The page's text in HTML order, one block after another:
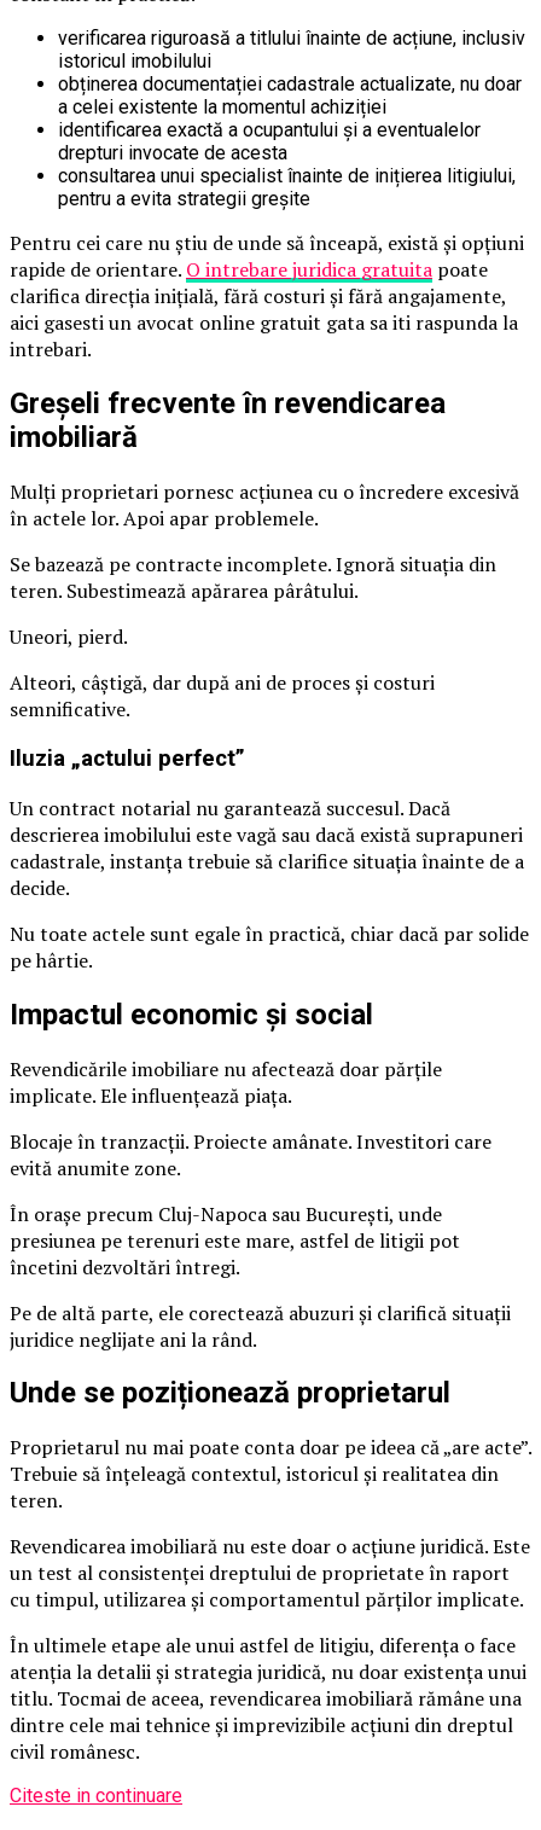
verificarea riguroasă a titlului înainte de acțiune, inclusiv
istoricul imobilului
obținerea documentației cadastrale actualizate, nu doar
a celei existente la momentul achiziției
identificarea exactă a ocupantului și a eventualelor
drepturi invocate de acesta
consultarea unui specialist înainte de inițierea litigiului,
pentru a evita strategii greșite
Pentru cei care nu știu de unde să înceapă, există și opțiuni
rapide de orientare. O intrebare juridica gratuita poate
clarifica direcția inițială, fără costuri și fără angajamente,
aici gasesti un avocat online gratuit gata sa iti raspunda la
intrebari.
Greșeli frecvente în revendicarea
imobiliară
Mulți proprietari pornesc acțiunea cu o încredere excesivă
în actele lor. Apoi apar problemele.
Se bazează pe contracte incomplete. Ignoră situația din
teren. Subestimează apărarea pârâtului.
Uneori, pierd.
Alteori, câștigă, dar după ani de proces și costuri
semnificative.
Iluzia „actului perfect”
Un contract notarial nu garantează succesul. Dacă
descrierea imobilului este vagă sau dacă există suprapuneri
cadastrale, instanța trebuie să clarifice situația înainte de a
decide.
Nu toate actele sunt egale în practică, chiar dacă par solide
pe hârtie.
Impactul economic și social
Revendicările imobiliare nu afectează doar părțile
implicate. Ele influențează piața.
Blocaje în tranzacții. Proiecte amânate. Investitori care
evită anumite zone.
În orașe precum Cluj-Napoca sau București, unde
presiunea pe terenuri este mare, astfel de litigii pot
încetini dezvoltări întregi.
Pe de altă parte, ele corectează abuzuri și clarifică situații
juridice neglijate ani la rând.
Unde se poziționează proprietarul
Proprietarul nu mai poate conta doar pe ideea că „are acte”.
Trebuie să înțeleagă contextul, istoricul și realitatea din
teren.
Revendicarea imobiliară nu este doar o acțiune juridică. Este
un test al consistenței dreptului de proprietate în raport
cu timpul, utilizarea și comportamentul părților implicate.
În ultimele etape ale unui astfel de litigiu, diferența o face
atenția la detalii și strategia juridică, nu doar existența unui
titlu. Tocmai de aceea, revendicarea imobiliară rămâne una
dintre cele mai tehnice și imprevizibile acțiuni din dreptul
civil românesc.
Citeste in continuare